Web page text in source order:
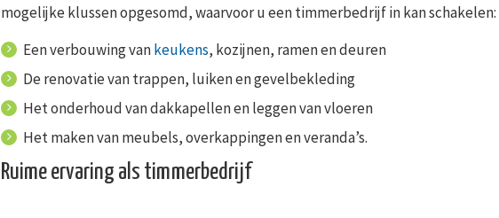
mogelijke klussen opgesomd, waarvoor u een timmerbedrijf in kan schakelen:
Een verbouwing vankeukens, kozijnen, ramen en deuren
De renovatie van trappen, luiken en gevelbekleding
Het onderhoud van dakkapellen en leggen van vloeren
Het maken van meubels, overkappingen en veranda’s.
Ruime ervaring als timmerbedrijf